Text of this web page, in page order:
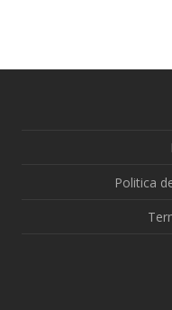
Politica